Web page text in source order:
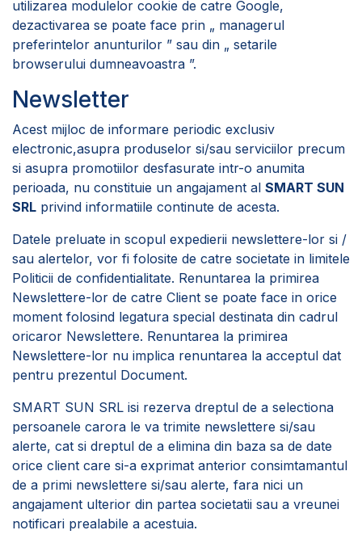
utilizarea modulelor cookie de catre Google,
dezactivarea se poate face prin „ managerul
preferintelor anunturilor ” sau din „ setarile
browserului dumneavoastra ”.
Newsletter
Acest mijloc de informare periodic exclusiv
electronic,asupra produselor si/sau serviciilor precum
si asupra promotiilor desfasurate intr-o anumita
perioada, nu constituie un angajament al SMART SUN
SRL privind informatiile continute de acesta.
Datele preluate in scopul expedierii newslettere-lor si /
sau alertelor, vor fi folosite de catre societate in limitele
Politicii de confidentialitate. Renuntarea la primirea
Newslettere-lor de catre Client se poate face in orice
moment folosind legatura special destinata din cadrul
oricaror Newslettere. Renuntarea la primirea
Newslettere-lor nu implica renuntarea la acceptul dat
pentru prezentul Document.
SMART SUN SRL isi rezerva dreptul de a selectiona
persoanele carora le va trimite newslettere si/sau
alerte, cat si dreptul de a elimina din baza sa de date
orice client care si-a exprimat anterior consimtamantul
de a primi newslettere si/sau alerte, fara nici un
angajament ulterior din partea societatii sau a vreunei
notificari prealabile a acestuia.